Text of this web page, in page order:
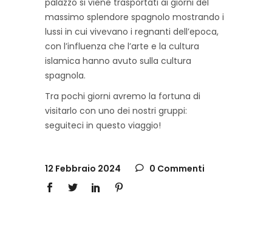
massimo splendore spagnolo mostrando i
lussi in cui vivevano i regnanti dell’epoca,
con l’influenza che l’arte e la cultura
islamica hanno avuto sulla cultura
spagnola.
Tra pochi giorni avremo la fortuna di
visitarlo con uno dei nostri gruppi:
seguiteci in questo viaggio!
12 Febbraio 2024 0 Commenti